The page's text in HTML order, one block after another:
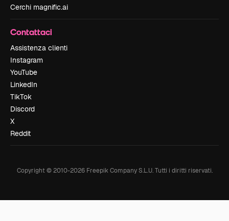
Cerchi magnific.ai
Contattaci
Assistenza clienti
Instagram
YouTube
LinkedIn
TikTok
Discord
X
Reddit
Copyright © 2010-2026Freepik Company S.L.U. Tutti i diritti riservati.